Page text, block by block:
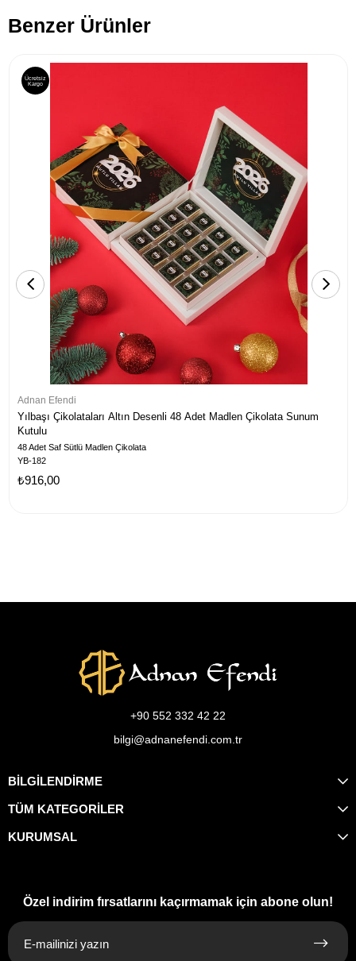
Benzer Ürünler
Adnan Efendi
Yılbaşı Çikolataları Altın Desenli 48 Adet Madlen Çikolata Sunum
Kutulu
48 Adet Saf Sütlü Madlen Çikolata
YB-182
₺916,00
Ücretsiz
Kargo
+90 552 332 42 22
bilgi@adnanefendi.com.tr
BİLGİLENDİRME
TÜM KATEGORİLER
KURUMSAL
Özel indirim fırsatlarını kaçırmamak için abone olun!